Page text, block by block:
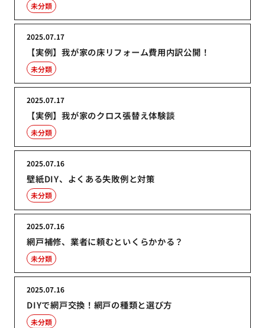
未分類
【実例】我が家の床リフォーム費用内訳公開！
2025.07.17
未分類
【実例】我が家のクロス張替え体験談
2025.07.17
未分類
壁紙DIY、よくある失敗例と対策
2025.07.16
未分類
網戸補修、業者に頼むといくらかかる？
2025.07.16
未分類
DIYで網戸交換！網戸の種類と選び方
2025.07.16
未分類